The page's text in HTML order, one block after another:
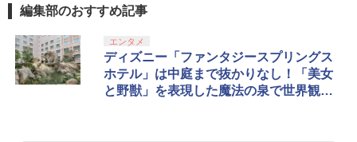
編集部のおすすめ記事
エンタメ
ディズニー「ファンタジースプリングス
ホテル」は中庭まで抜かりなし！「美女
と野獣」を表現した魔法の泉で世界観に